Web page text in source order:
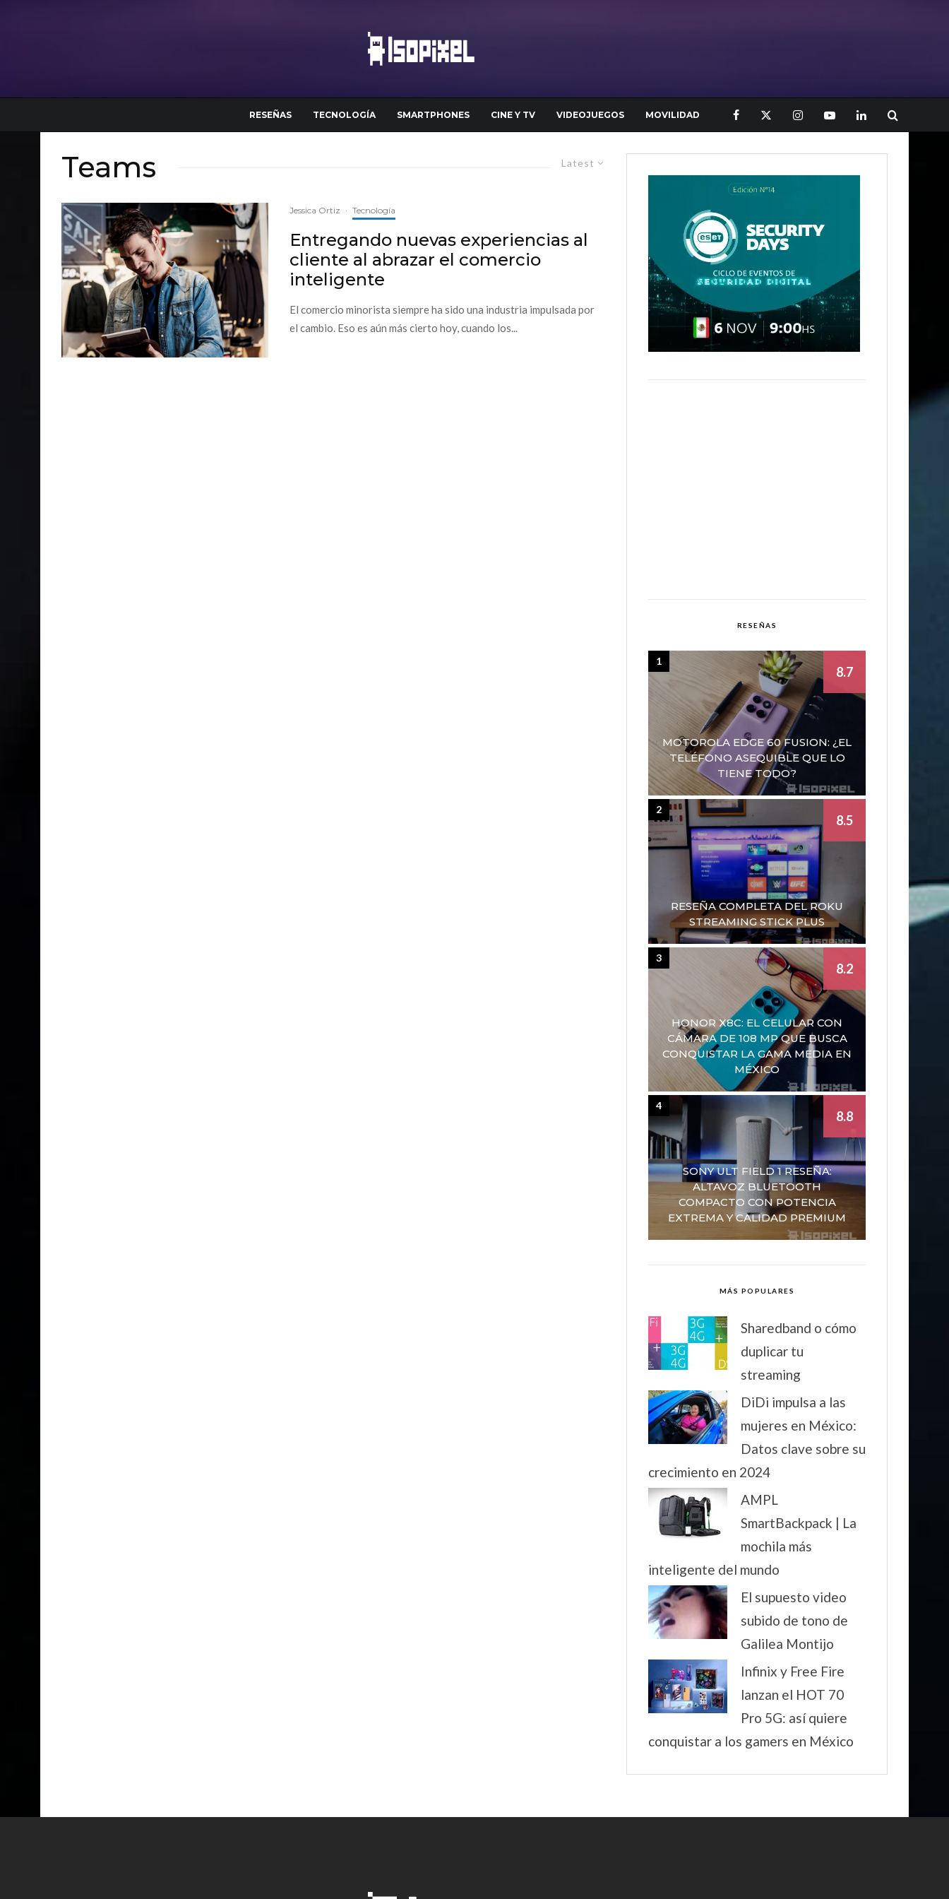
RESEÑAS TECNOLOGÍA SMARTPHONES CINE Y TV VIDEOJUEGOS MOVILIDAD
Latest
Teams
Jessica Ortiz · Tecnología
Entregando nuevas experiencias al
cliente al abrazar el comercio
inteligente
El comercio minorista siempre ha sido una industria impulsada por
el cambio. Eso es aún más cierto hoy, cuando los...
RESEÑAS
MOTOROLA EDGE 60 FUSION: ¿EL
TELÉFONO ASEQUIBLE QUE LO
TIENE TODO?
8.7
1
RESEÑA COMPLETA DEL ROKU
STREAMING STICK PLUS
8.5
2
HONOR X8C: EL CELULAR CON
CÁMARA DE 108 MP QUE BUSCA
CONQUISTAR LA GAMA MEDIA EN
MÉXICO
8.2
3
SONY ULT FIELD 1 RESEÑA:
ALTAVOZ BLUETOOTH
COMPACTO CON POTENCIA
EXTREMA Y CALIDAD PREMIUM
8.8
4
MÁS POPULARES
Sharedband o cómo
duplicar tu
streaming
DiDi impulsa a las
mujeres en México:
Datos clave sobre su
crecimiento en 2024
AMPL
SmartBackpack | La
mochila más
inteligente del mundo
El supuesto video
subido de tono de
Galilea Montijo
Infinix y Free Fire
lanzan el HOT 70
Pro 5G: así quiere
conquistar a los gamers en México